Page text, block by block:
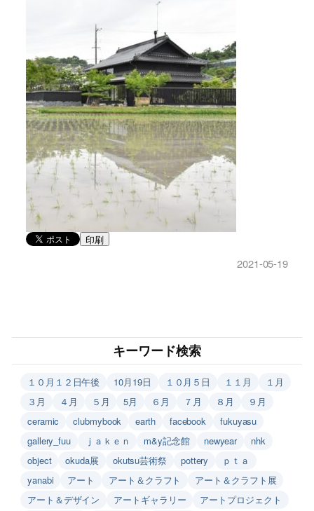
印刷
2021-05-19
キーワード検索
１０月１２日午後 10月19日 １０月５日 １１月
１月
３月
４月 ５月 5月 ６月 ７月 ８月
９月
ceramic
clubmybook earth facebook
fukuyasu
gallery_fuu
ｊａｋｅｎ m&y記念館 newyear
nhk
object
okuda展 okutsu芸術祭 pottery
ｐｔａ
yanabi
アート アート＆クラフト
アート＆クラフト展
アート＆デザイン
アートギャラリー
アートプロジェクト